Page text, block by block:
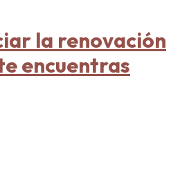
la renovación
encuentras